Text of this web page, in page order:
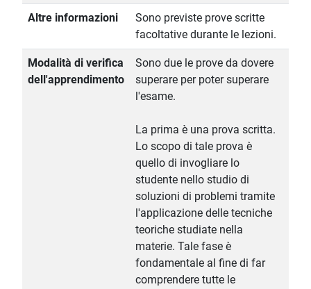
Altre informazioni
Sono previste prove scritte
facoltative durante le lezioni.
Modalità di verifica
dell'apprendimento
Sono due le prove da dovere
superare per poter superare
l'esame.
La prima è una prova scritta.
Lo scopo di tale prova è
quello di invogliare lo
studente nello studio di
soluzioni di problemi tramite
l'applicazione delle tecniche
teoriche studiate nella
materie. Tale fase è
fondamentale al fine di far
comprendere tutte le